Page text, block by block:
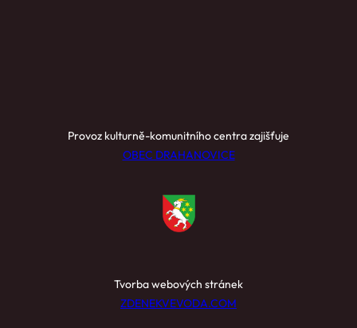
Provoz kulturně-komunitního centra zajišťuje
OBEC DRAHANOVICE
Tvorba webových stránek
ZDENEKVEVODA.COM